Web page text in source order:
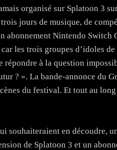
organisé sur Splatoon 3
jours de musique, de
abonnement Nintendo
les trois groupes d’idoles
répondre à la question
? ». La bande-annonce du
du festival. Et tout au
souhaiteraient en découdre,
de Splatoon 3 et un